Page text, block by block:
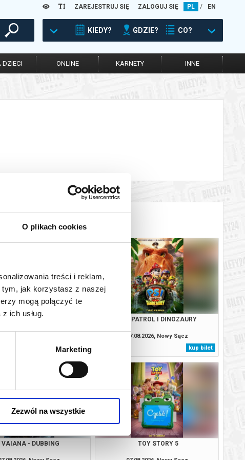
O plikach cookies
treści i reklam,
tym, jak korzystasz z naszej
mogą połączyć te
ich usług.
Marketing
Zezwól na wszystkie
ZAREJESTRUJ SIĘ ZALOGUJ SIĘ PL / EN
KIEDY? GDZIE? CO?
DZIECI ONLINE KARNETY INNE
PUCIO - DUBBING
kup bilet
PSI PATROL I DINOZAURY
07.08.2026, Nowy Sącz
kup bilet
VAIANA - DUBBING TOY STORY 5